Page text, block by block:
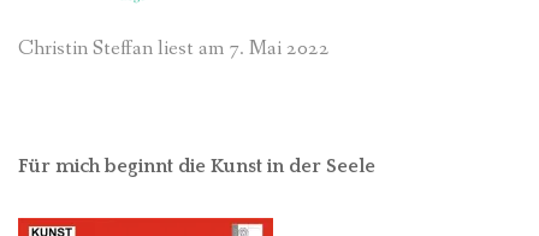
Christin Steffan liest am 7. Mai 2022
Für mich beginnt die Kunst in der Seele